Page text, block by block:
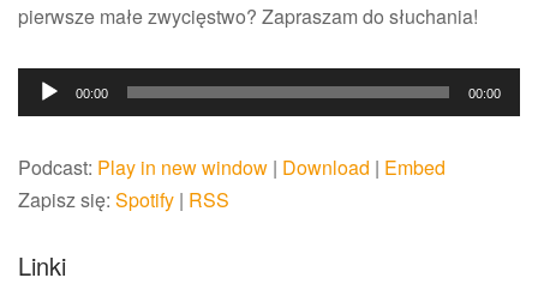
pierwsze małe zwycięstwo? Zapraszam do słuchania!
Odtwarzacz
plików
00:00 00:00
Podcast: Play in new window | Download | Embed
Zapisz się: Spotify | RSS
Linki